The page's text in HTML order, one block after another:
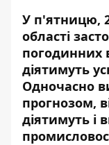
У п'ятницю,
області
погодинних
діятимуть
Одночасно
прогнозом,
діятимуть і